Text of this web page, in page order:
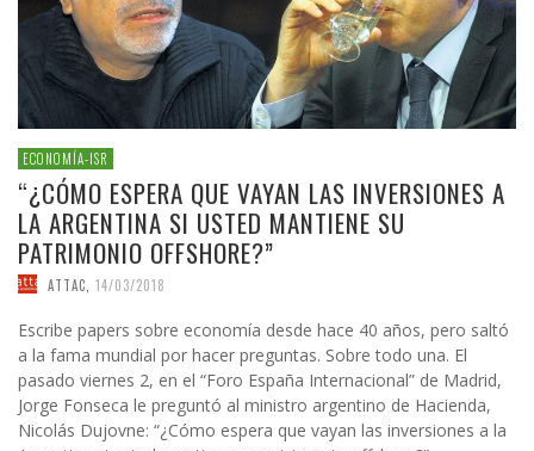
ECONOMÍA-ISR
“¿CÓMO ESPERA QUE VAYAN LAS INVERSIONES A
LA ARGENTINA SI USTED MANTIENE SU
PATRIMONIO OFFSHORE?”
ATTAC 14/03/2018
Escribe papers sobre economía desde hace 40 años, pero saltó
a la fama mundial por hacer preguntas. Sobre todo una. El
pasado viernes 2, en el “Foro España Internacional” de Madrid,
Jorge Fonseca le preguntó al ministro argentino de Hacienda,
Nicolás Dujovne: “¿Cómo espera que vayan las inversiones a la